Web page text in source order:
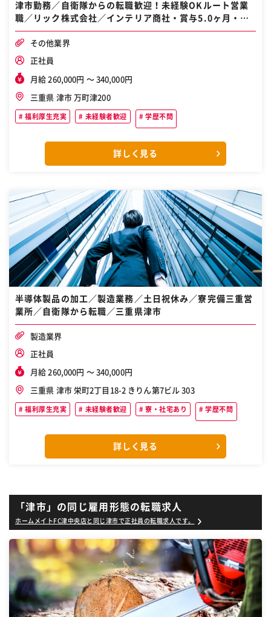
津市勤務／自衛隊からの転職歓迎！未経験OKルート営業
職／リック株式会社／インテリア商社・賞与5.0ヶ月・年
間休日126日
その他業界
正社員
月給 260,000円 〜 340,000円
三重県 津市 万町津200
福利厚生充実 未経験者歓迎 学歴不問
詳しく見る
半導体製品の加工／製造業務／土日祝休み／寮完備三重営
業所／自衛隊から転職／三重県津市
製造業界
正社員
月給 260,000円 〜 340,000円
三重県 津市 栄町2丁目18-2 きりん第7ビル 303
福利厚生充実 未経験者歓迎 寮・社宅あり 学歴不問
詳しく見る
「津市」の同じ雇用形態の転職求人
ホームメイトFC津中央店と同じ津市で正社員の転職求人です。